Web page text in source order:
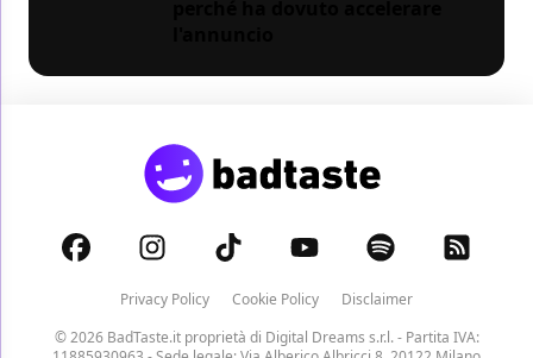
Privacy Policy Cookie Policy
Disclaimer
© 2026 BadTaste.it proprietà di Digital Dreams s.r.l.- Partita IVA: